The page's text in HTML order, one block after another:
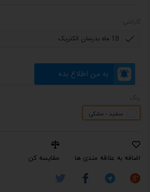
به من اطلاع بده
سفید - مشکی
اضافه به علاقه مندی ها مقایسه کن